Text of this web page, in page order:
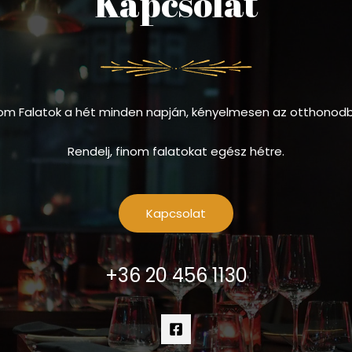
Falatok a hét minden napján, kényelmesen az
Rendelj, finom falatokat egész hétre.
Kapcsolat
+36 20 456 1130